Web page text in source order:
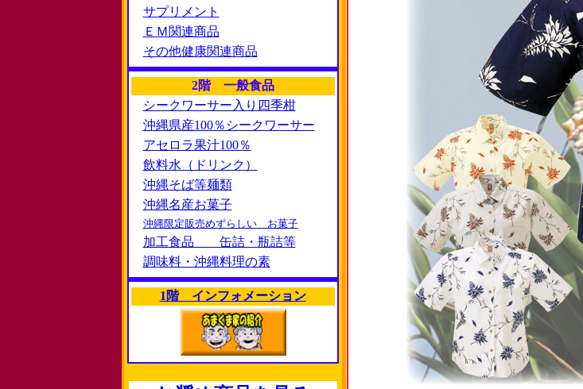
サプリメント
ＥＭ関連商品
その他健康関連商品
2階 一般食品
シークワーサー入り四季柑
沖縄県産100％シークワーサー
アセロラ果汁100％
飲料水（ドリンク）
沖縄そば等麺類
沖縄名産お菓子
沖縄限定販売めずらしい お菓子
加工食品 缶詰・瓶詰等
調味料・沖縄料理の素
1階 インフォメーション